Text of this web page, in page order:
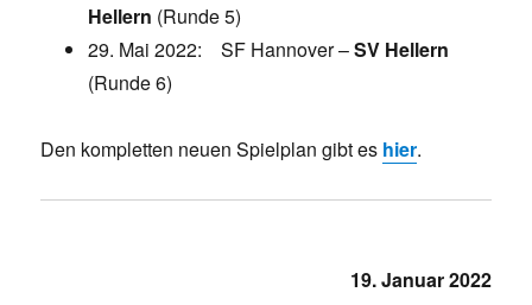
Hellern (Runde 5)
29. Mai 2022: SF Hannover –SV Hellern
(Runde 6)
Den kompletten neuen Spielplan gibt es hier.
19. Januar 2022